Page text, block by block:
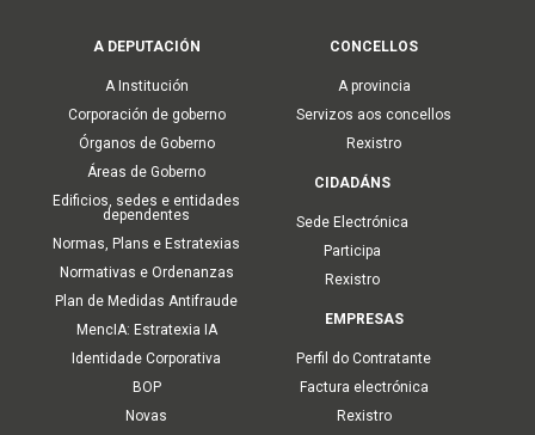
navigation
A DEPUTACIÓN
A Institución
Corporación de goberno
Órganos de Goberno
Áreas de Goberno
Edificios, sedes e entidades
dependentes
Normas, Plans e Estratexias
Normativas e Ordenanzas
Plan de Medidas Antifraude
MencIA: Estratexia IA
Identidade Corporativa
BOP
Novas
CONCELLOS
A provincia
Servizos aos concellos
Rexistro
CIDADÁNS
Sede Electrónica
Participa
Rexistro
EMPRESAS
Perfil do Contratante
Factura electrónica
Rexistro